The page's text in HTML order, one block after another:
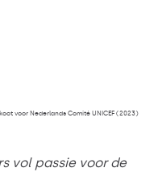
voor Nederlands Comité UNICEF (2023)
vol passie voor de